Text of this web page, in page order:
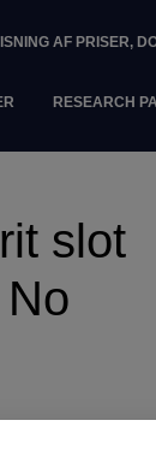
AF PRISER,
RESEARCH
slot